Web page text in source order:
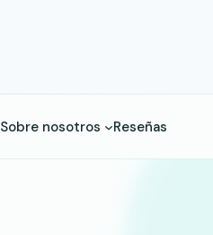
Sobre nosotros Reseñas